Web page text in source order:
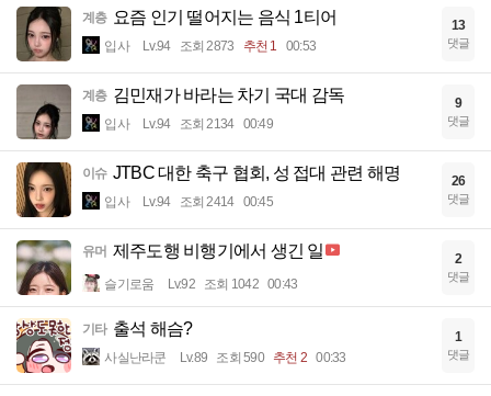
계층 요즘 인기 떨어지는 음식 1티어
입사 Lv.94 조회 2873 추천 1 00:53
13
댓글
계층 김민재가 바라는 차기 국대 감독
입사 Lv.94 조회 2134 00:49
9
댓글
이슈 JTBC 대한 축구 협회, 성 접대 관련 해명
입사 Lv.94 조회 2414 00:45
26
댓글
유머 제주도행 비행기에서 생긴 일
슬기로움 Lv.92 조회 1042 00:43
2
댓글
기타 출석 해슴?
사실난라쿤 Lv.89 조회 590 추천 2 00:33
1
댓글